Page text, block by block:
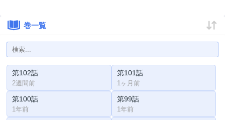
巻一覧
第102話
2週間前
第101話
1ヶ月前
第100話
1年前
第99話
1年前